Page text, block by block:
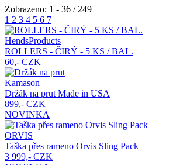
Zobrazeno: 1 - 36 / 249
1 2 3 4 5 6 7
HendsProducts
ROLLERS - ČIRÝ - 5 KS / BAL.
60,- CZK
Kamason
Držák na prut Made in USA
899,- CZK
NOVINKA
ORVIS
Taška přes rameno Orvis Sling Pack
3 999,- CZK